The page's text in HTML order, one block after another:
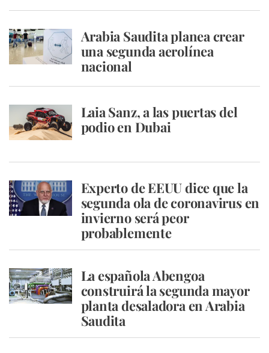
Arabia Saudita planea crear
una segunda aerolínea
nacional
Laia Sanz, a las puertas del
podio en Dubai
Experto de EEUU dice que la
segunda ola de coronavirus en
invierno será peor
probablemente
La española Abengoa
construirá la segunda mayor
planta desaladora en Arabia
Saudita